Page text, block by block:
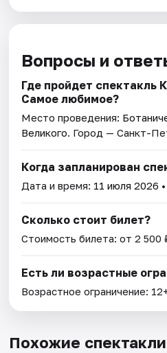
Вопросы и
Где пройдет спектакль
Самое любимое?
Место проведения:
Великого. Город — Санкт-
Когда запланирован
Дата и время: 11 июля 2026
Сколько стоит билет?
Стоимость билета: от 2 500
Есть ли возрастные
Возрастное ограничение:
Похожие спектакли